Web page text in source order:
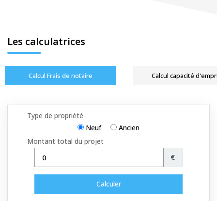
Les calculatrices
Calcul Frais de notaire Calcul capacité